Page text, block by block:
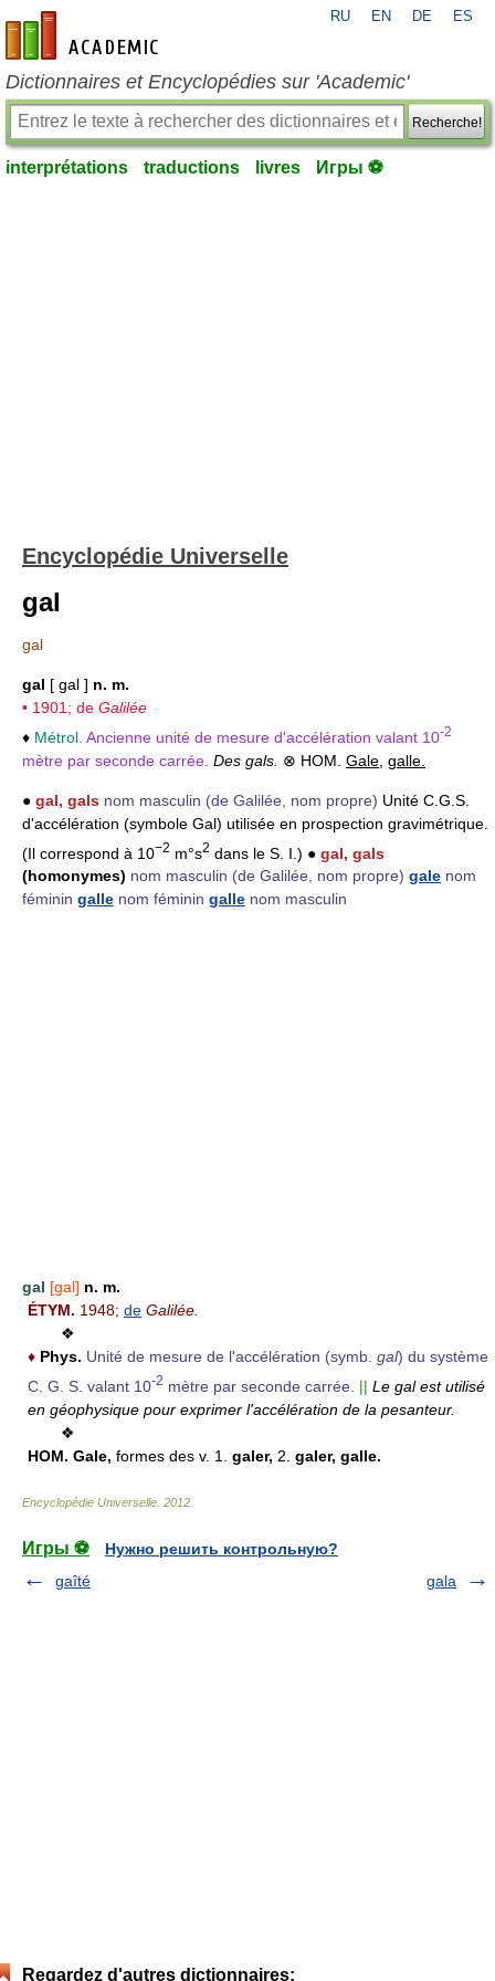
fr-academic.com
RU EN DE ES
Dictionnaires et Encyclopédies sur 'Academic'
Recherche!
interprétations traductions livres Игры ⚽
Encyclopédie Universelle
gal
gal
gal [ gal ] n. m.
• 1901; de Galilée
♦ Métrol. Ancienne unité de mesure d'accélération valant 10-2
mètre par seconde carrée. Des gals. ⊗ HOM. Gale galle.
● gal, gals nom masculin (de Galilée, nom propre) Unité C.G.S.
d'accélération (symbole Gal) utilisée en prospection gravimétrique.
(Il correspond à 10−2 m°s2 dans le S. I.) ● gal, gals
(homonymes) nom masculin (de Galilée, nom propre) gale nom
féminin galle nom féminin galle nom masculin
gal [gal] n. m.
ÉTYM. 1948; de Galilée.
❖
♦ Phys. Unité de mesure de l'accélération (symb. gal) du système
C. G. S. valant 10-2 mètre par seconde carrée. || Le gal est utilisé
en géophysique pour exprimer l'accélération de la pesanteur.
❖
HOM. Gale, formes des v. 1. galer, 2. galer, galle.
Encyclopédie Universelle 2012
Игры ⚽
Нужно решить контрольную?
gaîté
gala
Regardez d'autres dictionnaires: